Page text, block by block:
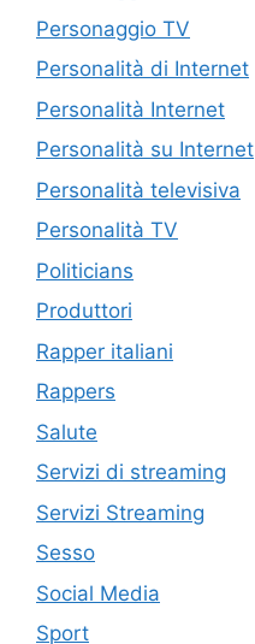
Personaggio TV
Personalità di Internet
Personalità Internet
Personalità su Internet
Personalità televisiva
Personalità TV
Politicians
Produttori
Rapper italiani
Rappers
Salute
Servizi di streaming
Servizi Streaming
Sesso
Social Media
Sport